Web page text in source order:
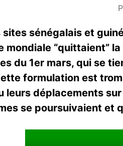
sites sénégalais et
mondiale “quittaient”
du 1er mars, qui se
formulation est
leurs déplacements
se poursuivaient et